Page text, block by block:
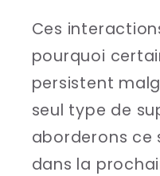
Ces
pourquoi
persistent
seul type de
aborderons ce
dans la